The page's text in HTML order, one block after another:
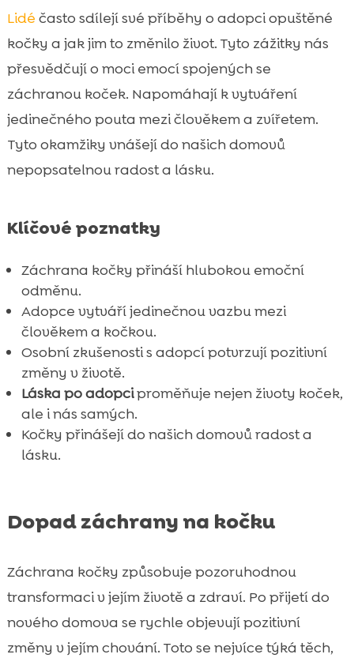
 Výživa jako klíč ke zdraví
 Význam pravidelné veterinární péče
Fyzické výhody správné stravy
 Psychické výhody podestýlky Purrfect Life
Kočky jako společníci
Integrace nové kočky do domácnosti
Společně vytvořený domov
Lidé často sdílejí své příběhy o adopci opuštěné
kočky a jak jim to změnilo život. Tyto zážitky nás
přesvědčují o moci emocí spojených se
záchranou koček. Napomáhají k vytváření
jedinečného pouta mezi člověkem a zvířetem.
Tyto okamžiky vnášejí do našich domovů
nepopsatelnou radost a lásku.
Klíčové poznatky
Záchrana kočky přináší hlubokou emoční
odměnu.
Adopce vytváří jedinečnou vazbu mezi
člověkem a kočkou.
Osobní zkušenosti s adopcí potvrzují pozitivní
změny v životě.
Láska po adopciproměňuje nejen životy koček,
ale i nás samých.
Kočky přinášejí do našich domovů radost a
lásku.
Dopad záchrany na kočku
Záchrana kočky způsobuje pozoruhodnou
transformaci v jejím životě a zdraví. Po přijetí do
nového domova se rychle objevují pozitivní
změny v jejím chování. Toto se nejvíce týká těch,